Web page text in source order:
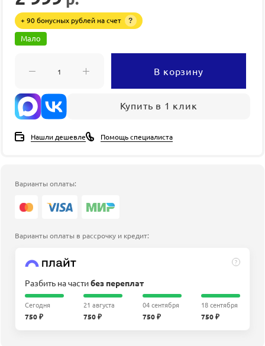
+ 90 бонусных рублей на счет ?
Мало
В корзину
Купить в 1 клик
Нашли дешевле Помощь специалиста
Варианты оплаты:
Варианты оплаты в рассрочку и кредит:
?
Разбить на частибез переплат
Сегодня
750 ₽
21 августа
750 ₽
04 сентября
750 ₽
18 сентября
750 ₽